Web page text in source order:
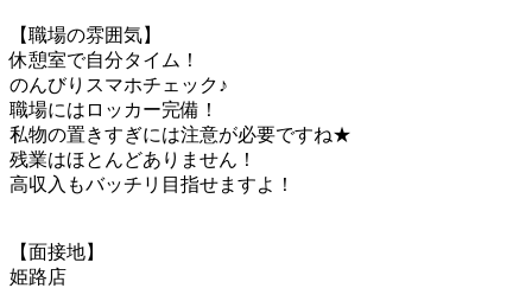
【職場の雰囲気】
休憩室で自分タイム！
のんびりスマホチェック♪
職場にはロッカー完備！
私物の置きすぎには注意が必要ですね★
残業はほとんどありません！
高収入もバッチリ目指せますよ！
【面接地】
姫路店